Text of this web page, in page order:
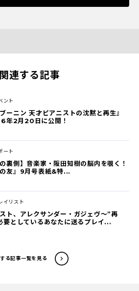
関連する記事
ント
ーニン 天才ピアニストの沈黙と再⽣』
年2⽉20⽇に公開！
ート
の裏側】音楽家・阪田知樹の脳内を覗く！
の友』9月号表紙&特...
イリスト
ト、アレクサンダー・ガジェヴ～”再
要としているあなたに送るプレイ...
る記事一覧を見る